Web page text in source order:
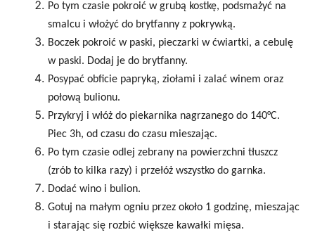
Po tym czasie pokroić w grubą kostkę, podsmażyć na
smalcu i włożyć do brytfanny z pokrywką.
Boczek pokroić w paski, pieczarki w ćwiartki, a cebulę
w paski. Dodaj je do brytfanny.
Posypać obficie papryką, ziołami i zalać winem oraz
połową bulionu.
Przykryj i włóż do piekarnika nagrzanego do 140°C.
Piec 3h, od czasu do czasu mieszając.
Po tym czasie odlej zebrany na powierzchni tłuszcz
(zrób to kilka razy) i przełóż wszystko do garnka.
Dodać wino i bulion.
Gotuj na małym ogniu przez około 1 godzinę, mieszając
i starając się rozbić większe kawałki mięsa.